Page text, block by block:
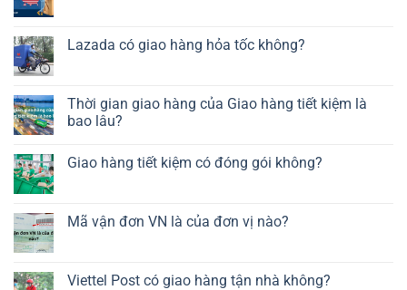
Lazada có giao hàng hỏa tốc không?
Thời gian giao hàng của Giao hàng tiết kiệm là
bao lâu?
Giao hàng tiết kiệm có đóng gói không?
Mã vận đơn VN là của đơn vị nào?
Viettel Post có giao hàng tận nhà không?